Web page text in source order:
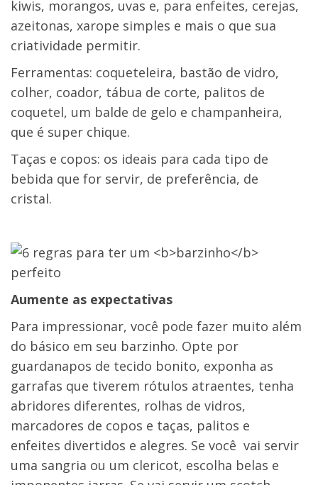
kiwis, morangos, uvas e, para enfeites, cerejas,
azeitonas, xarope simples e mais o que sua
criatividade permitir.
Ferramentas: coqueteleira, bastão de vidro,
colher, coador, tábua de corte, palitos de
coquetel, um balde de gelo e champanheira,
que é super chique.
Taças e copos: os ideais para cada tipo de
bebida que for servir, de preferência, de
cristal.
Aumente as expectativas
Para impressionar, você pode fazer muito além
do básico em seu barzinho. Opte por
guardanapos de tecido bonito, exponha as
garrafas que tiverem rótulos atraentes, tenha
abridores diferentes, rolhas de vidros,
marcadores de copos e taças, palitos e
enfeites divertidos e alegres. Se você vai servir
uma sangria ou um clericot, escolha belas e